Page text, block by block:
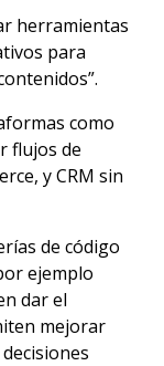
herramientas
para
como
flujos de
y CRM sin
de código
ejemplo
dar el
mejorar